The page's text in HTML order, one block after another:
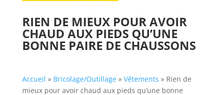
Au
|
Docs:
category-
menu-
RIEN DE MIEUX POUR AVOIR
CHAUD AUX PIEDS QU’UNE
BONNE PAIRE DE CHAUSSONS
Accueil » Bricolage/Outillage» Vêtements » Rien de
mieux pour avoir chaud aux pieds qu’une bonne